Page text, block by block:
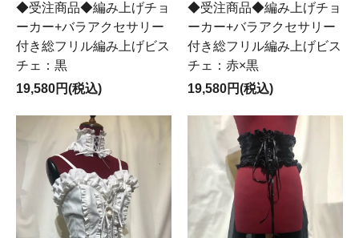
◆受注商品◆編み上げチョ
ーカー+バラアクセサリー
付き総フリル編み上げビス
チェ：黒
19,580円(税込)
◆受注商品◆編み上げチョ
ーカー+バラアクセサリー
付き総フリル編み上げビス
チェ：赤×黒
19,580円(税込)